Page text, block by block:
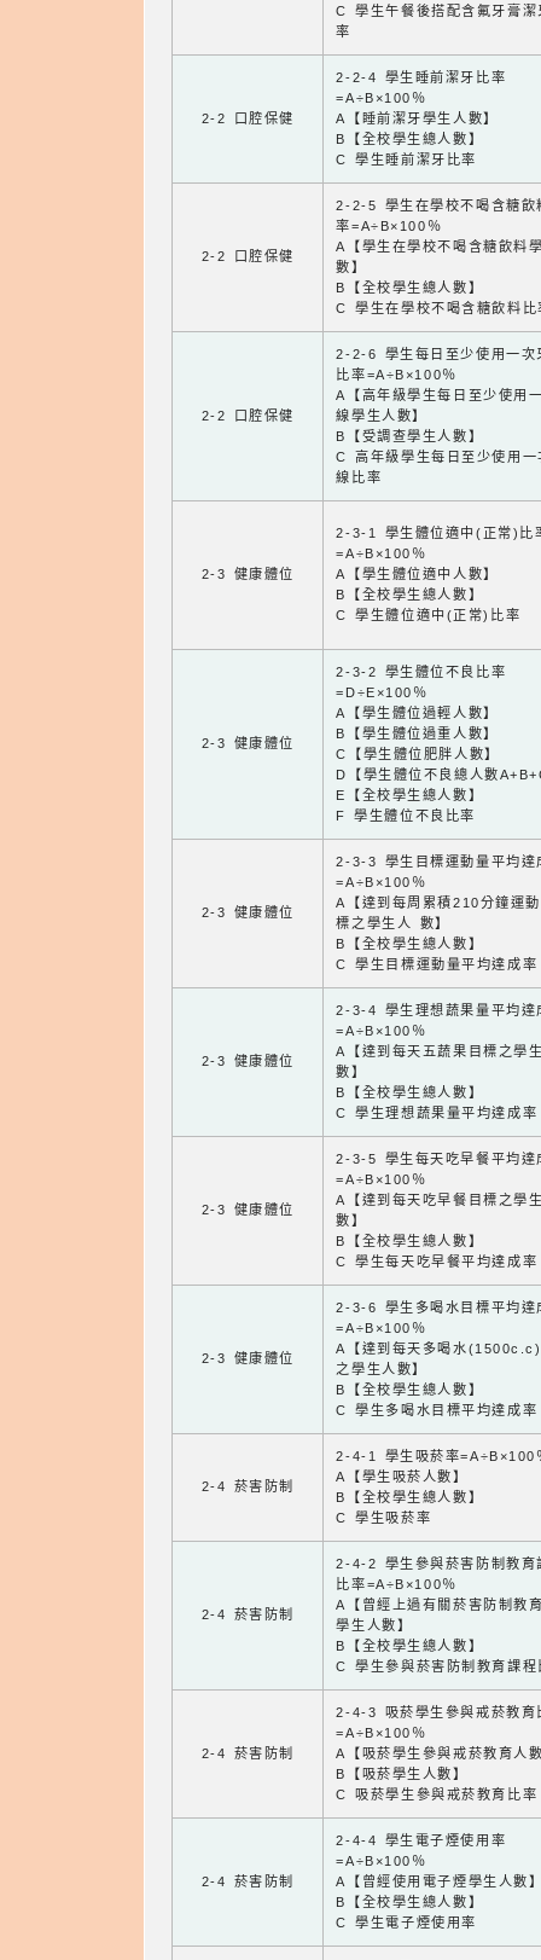
C 學生午餐後搭配含氟牙膏潔
率
2-2 口腔保健
2-2-4 學生睡前潔牙比率
=A÷B×100％
A【睡前潔牙學生人數】
B【全校學生總人數】
C 學生睡前潔牙比率
2-2 口腔保健
2-2-5 學生在學校不喝含糖飲
率=A÷B×100％
A【學生在學校不喝含糖飲料
數】
B【全校學生總人數】
C 學生在學校不喝含糖飲料比
2-2 口腔保健
2-2-6 學生每日至少使用一次
比率=A÷B×100％
A【高年級學生每日至少使用
線學生人數】
B【受調查學生人數】
C 高年級學生每日至少使用一
線比率
2-3 健康體位
2-3-1 學生體位適中(正常)比
=A÷B×100％
A【學生體位適中人數】
B【全校學生總人數】
C 學生體位適中(正常)比率
2-3 健康體位
2-3-2 學生體位不良比率
=D÷E×100％
A【學生體位過輕人數】
B【學生體位過重人數】
C【學生體位肥胖人數】
D【學生體位不良總人數
E【全校學生總人數】
F 學生體位不良比率
2-3 健康體位
2-3-3 學生目標運動量平均達
=A÷B×100％
A【達到每周累積210分鐘運
標之學生人 數】
B【全校學生總人數】
C 學生目標運動量平均達成率
2-3 健康體位
2-3-4 學生理想蔬果量平均達
=A÷B×100％
A【達到每天五蔬果目標之學
數】
B【全校學生總人數】
C 學生理想蔬果量平均達成率
2-3 健康體位
2-3-5 學生每天吃早餐平均達
=A÷B×100％
A【達到每天吃早餐目標之學
數】
B【全校學生總人數】
C 學生每天吃早餐平均達成率
2-3 健康體位
2-3-6 學生多喝水目標平均達
=A÷B×100％
A【達到每天多喝水
之學生人數】
B【全校學生總人數】
C 學生多喝水目標平均達成率
2-4 菸害防制
2-4-1 學生吸菸率=A÷B×100
A【學生吸菸人數】
B【全校學生總人數】
C 學生吸菸率
2-4 菸害防制
2-4-2 學生參與菸害防制教育
比率=A÷B×100％
A【曾經上過有關菸害防制教
學生人數】
B【全校學生總人數】
C 學生參與菸害防制教育課程
2-4 菸害防制
2-4-3 吸菸學生參與戒菸教育
=A÷B×100％
A【吸菸學生參與戒菸教育人
B【吸菸學生人數】
C 吸菸學生參與戒菸教育比率
2-4 菸害防制
2-4-4 學生電子煙使用率
=A÷B×100％
A【曾經使用電子煙學生人數
B【全校學生總人數】
C 學生電子煙使用率